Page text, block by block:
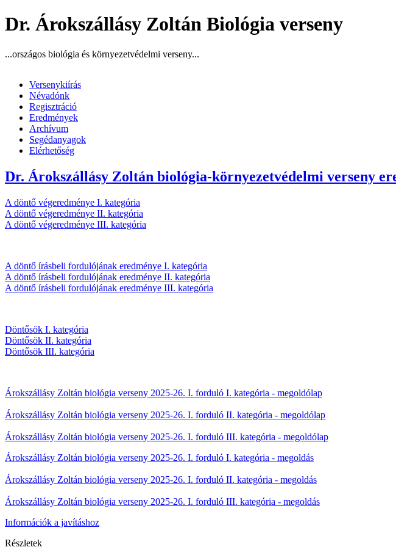
Dr. Árokszállásy Zoltán Biológia verseny
...országos biológia és környezetvédelmi verseny...
Versenykiírás
Névadónk
Regisztráció
Eredmények
Archívum
Segédanyagok
Elérhetőség
Dr. Árokszállásy Zoltán biológia-környezetvédelmi verseny
A döntő végeredménye I. kategória
A döntő végeredménye II. kategória
A döntő végeredménye III. kategória
A döntő írásbeli fordulójának eredménye I. kategória
A döntő írásbeli fordulójának eredménye II. kategória
A döntő írásbeli fordulójának eredménye III. kategória
Döntősök I. kategória
Döntősök II. kategória
Döntősök III. kategória
Árokszállásy Zoltán biológia verseny 2025-26. I. forduló I. kategória - megoldólap
Árokszállásy Zoltán biológia verseny 2025-26. I. forduló II. kategória - megoldólap
Árokszállásy Zoltán biológia verseny 2025-26. I. forduló III. kategória - megoldólap
Árokszállásy Zoltán biológia verseny 2025-26. I. forduló I. kategória - megoldás
Árokszállásy Zoltán biológia verseny 2025-26. I. forduló II. kategória - megoldás
Árokszállásy Zoltán biológia verseny 2025-26. I. forduló III. kategória - megoldás
Információk a javításhoz
Részletek